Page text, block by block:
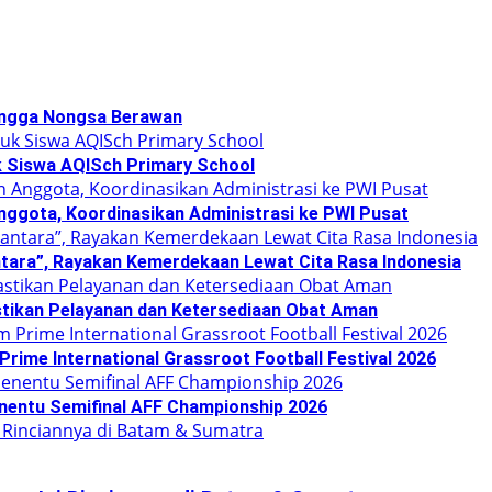
Nongsa Berawan
Siswa AQISch Primary School
Koordinasikan Administrasi ke PWI Pusat
Rayakan Kemerdekaan Lewat Cita Rasa Indonesia
Pelayanan dan Ketersediaan Obat Aman
International Grassroot Football Festival 2026
Semifinal AFF Championship 2026